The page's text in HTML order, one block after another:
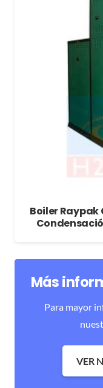
Boiler Raypak
Más
Para mayor
VER